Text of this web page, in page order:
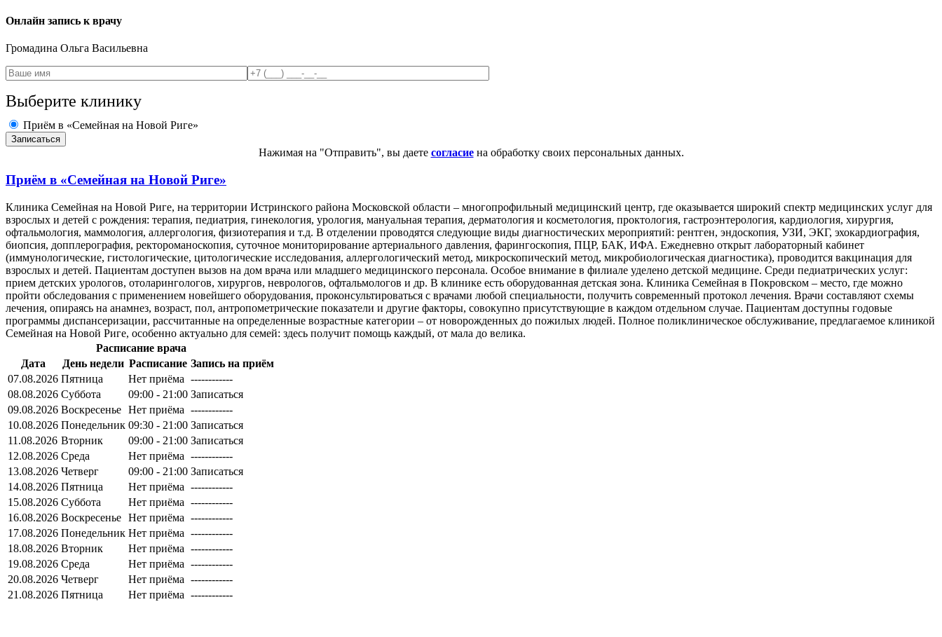
Онлайн запись к врачу
Громадина Ольга Васильевна
Выберите клинику
Приём в «Семейная на Новой Риге»
Нажимая на "Отправить", вы даете согласиена обработку своих персональных данных.
Приём в «Семейная на Новой Риге»
Клиника Семейная на Новой Риге, на территории Истринского района Московской области – многопрофильный медицинский центр, где оказывается широкий спектр медицинских услуг для
взрослых и детей с рождения: терапия, педиатрия, гинекология, урология, мануальная терапия, дерматология и косметология, проктология, гастроэнтерология, кардиология, хирургия,
офтальмология, маммология, аллергология, физиотерапия и т.д. В отделении проводятся следующие виды диагностических мероприятий: рентген, эндоскопия, УЗИ, ЭКГ, эхокардиография,
биопсия, допплерография, ректороманоскопия, суточное мониторирование артериального давления, фарингоскопия, ПЦР, БАК, ИФА. Ежедневно открыт лабораторный кабинет
(иммунологические, гистологические, цитологические исследования, аллергологический метод, микроскопический метод, микробиологическая диагностика), проводится вакцинация для
взрослых и детей. Пациентам доступен вызов на дом врача или младшего медицинского персонала. Особое внимание в филиале уделено детской медицине. Среди педиатрических услуг:
прием детских урологов, отоларингологов, хирургов, неврологов, офтальмологов и др. В клинике есть оборудованная детская зона. Клиника Семейная в Покровском – место, где можно
пройти обследования с применением новейшего оборудования, проконсультироваться с врачами любой специальности, получить современный протокол лечения. Врачи составляют схемы
лечения, опираясь на анамнез, возраст, пол, антропометрические показатели и другие факторы, совокупно присутствующие в каждом отдельном случае. Пациентам доступны годовые
программы диспансеризации, рассчитанные на определенные возрастные категории – от новорожденных до пожилых людей. Полное поликлиническое обслуживание, предлагаемое клиникой
Семейная на Новой Риге, особенно актуально для семей: здесь получит помощь каждый, от мала до велика.
Расписание врача
Дата
День недели Расписание Запись на приём
07.08.2026 Пятница Нет приёма ------------
08.08.2026 Суббота 09:00 - 21:00 Записаться
09.08.2026 Воскресенье Нет приёма ------------
10.08.2026 Понедельник 09:30 - 21:00 Записаться
11.08.2026 Вторник 09:00 - 21:00 Записаться
12.08.2026 Среда Нет приёма ------------
13.08.2026 Четверг 09:00 - 21:00 Записаться
14.08.2026 Пятница Нет приёма ------------
15.08.2026 Суббота Нет приёма ------------
16.08.2026 Воскресенье Нет приёма ------------
17.08.2026 Понедельник Нет приёма ------------
18.08.2026 Вторник Нет приёма ------------
19.08.2026 Среда Нет приёма ------------
20.08.2026 Четверг Нет приёма ------------
21.08.2026 Пятница Нет приёма ------------